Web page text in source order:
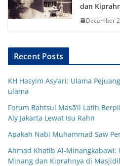
dan
December
Recent Posts
KH Hasyim Asy’ari: Ulama
ulama
Forum Bahtsul Masā’il Latih
Aly Jakarta Lewat Isu Rahn
Apakah Nabi Muhammad Saw
Ahmad Khatib Al-Minangkabawi:
Minang dan Kiprahnya di